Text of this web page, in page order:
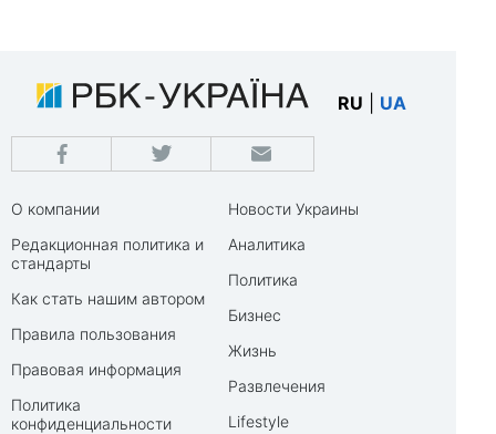
RU UA
О компании
Редакционная политика и
стандарты
Как стать нашим автором
Правила пользования
Правовая информация
Политика
конфиденциальности
Новости Украины
Аналитика
Политика
Бизнес
Жизнь
Развлечения
Lifestyle